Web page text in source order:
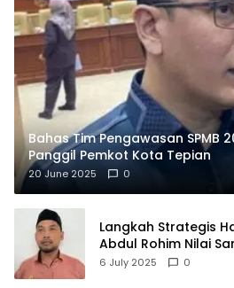
Bahas Tim Pengawasan SPMB
Panggil Pemkot Kota Tepian
20 June 2025 0
Langkah Strategis
Abdul Rohim Nilai
Pusat Logistik
6 July 2025 0